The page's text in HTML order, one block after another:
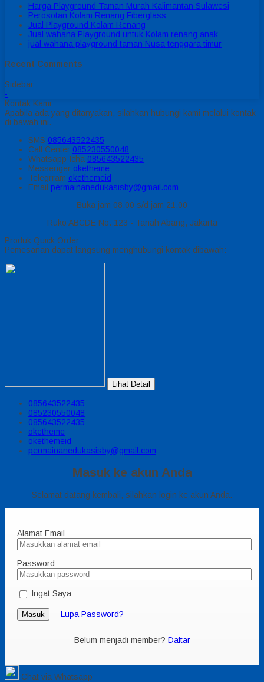
Harga Playground Taman Murah Kalimantan Sulawesi
Perosotan Kolam Renang Fiberglass
Jual Playground Kolam Renang
Jual wahana Playground untuk Kolam renang anak
jual wahana playground taman Nusa tenggara timur
Recent Comments
Sidebar
-
Kontak Kami
Apabila ada yang ditanyakan, silahkan hubungi kami melalui kontak
di bawah ini.
SMS 085643522435
Call Center 085230550048
Whatsapp Icha 085643522435
Messenger oketheme
Telegrram okethemeid
Email permainanedukasisby@gmail.com
Buka jam 08.00 s/d jam 21.00
Ruko ABCDE No. 123 - Tanah Abang, Jakarta
Produk Quick Order
Pemesanan dapat langsung menghubungi kontak dibawah:
Lihat Detail
085643522435
085230550048
085643522435
oketheme
okethemeid
permainanedukasisby@gmail.com
Masuk ke akun Anda
Selamat datang kembali, silahkan login ke akun Anda.
Alamat Email
Password
Ingat Saya
Masuk Lupa Password?
Belum menjadi member? Daftar
Chat via Whatsapp